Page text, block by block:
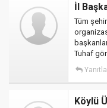
İl
Tüm
Tuhaf
Yanıtla
Köylü